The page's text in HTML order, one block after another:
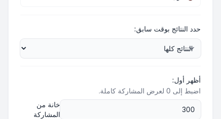
حدد النتائج بوقت سابق:
أظهر أول:
اضبط إلى 0 لعرض المشاركة كاملة.
خانة من
المشاركة